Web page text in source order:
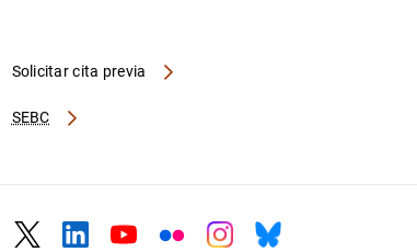
SEBC
Solicitar cita previa
TwitterLinkedin
YoutubeFlickrInstagram
Bluesky